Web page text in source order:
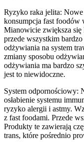
Ryzyko raka jelita: Nowe
konsumpcja fast foodów
Mianowicie zwiększa się
przede wszystkim
odżywiania na system
zmiany sposobu
odżywiania ma bardzo
jest to niewidoczne.
System odpornościowy:
osłabienie systemu
ryzyko alergii i astmy.
z fast foodami. Przede
Produkty te zawierają
trans, które pośrednio